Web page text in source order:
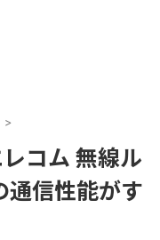
>
コム 無線ル
通信性能がす